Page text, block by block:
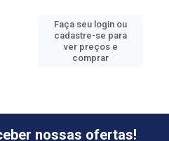
Faça seu login ou
cadastre-se para
ver preços e
comprar
nossas ofertas!